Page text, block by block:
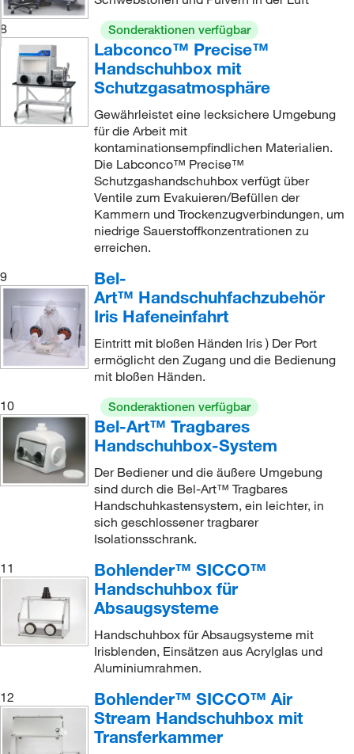
8
Sonderaktionen verfügbar
Labconco™ Precise™
Handschuhbox mit
Schutzgasatmosphäre
Gewährleistet eine lecksichere Umgebung
für die Arbeit mit
kontaminationsempfindlichen Materialien.
Die Labconco™ Precise™
Schutzgashandschuhbox verfügt über
Ventile zum Evakuieren/Befüllen der
Kammern und Trockenzugverbindungen, um
niedrige Sauerstoffkonzentrationen zu
erreichen.
9
Bel-
Art™ Handschuhfachzubehör
Iris Hafeneinfahrt
Eintritt mit bloßen Händen Iris ) Der Port
ermöglicht den Zugang und die Bedienung
mit bloßen Händen.
10
Sonderaktionen verfügbar
Bel-Art™ Tragbares
Handschuhbox-System
Der Bediener und die äußere Umgebung
sind durch die Bel-Art™ Tragbares
Handschuhkastensystem, ein leichter, in
sich geschlossener tragbarer
Isolationsschrank.
11
Bohlender™ SICCO™
Handschuhbox für
Absaugsysteme
Handschuhbox für Absaugsysteme mit
Irisblenden, Einsätzen aus Acrylglas und
Aluminiumrahmen.
12
Bohlender™ SICCO™ Air
Stream Handschuhbox mit
Transferkammer